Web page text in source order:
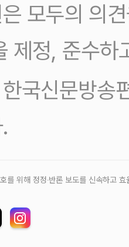
모두의 의
제정, 준수하
국신문방송
를 위해 정정‧반론 보도를 신속하고